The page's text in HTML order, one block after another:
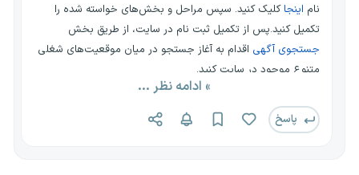
نام اینجاکلیک کنید. سپس مراحل و بخش‌های خواسته شده را
تکمیل کنید.پس از تکمیل ثبت نام در سایت، از طریق بخش
جستجوی آگهی اقدام به آغاز جستجو در میان موقعیت‌های شغلی
متنوع موجود در سایت کنید.
در فرایند جستجو چندین فیلتر مختلف برای سهولت جستجوی شما
قرار داده شده است. با استفاده از این فیلترها می‌توانید:
- استان و شهر
» ادامه نظر ...
پاسخ